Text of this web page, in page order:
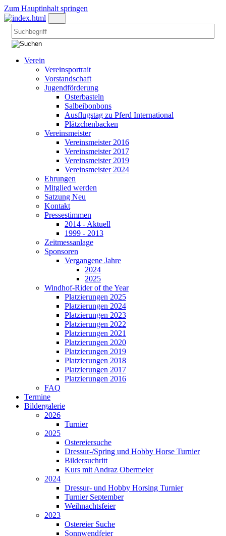
Zum Hauptinhalt springen
Verein
Vereinsportrait
Vorstandschaft
Jugendförderung
Osterbasteln
Salbeibonbons
Ausflugstag zu Pferd International
Plätzchenbacken
Vereinsmeister
Vereinsmeister 2016
Vereinsmeister 2017
Vereinsmeister 2019
Vereinsmeister 2024
Ehrungen
Mitglied werden
Satzung Neu
Kontakt
Pressestimmen
2014 - Aktuell
1999 - 2013
Zeitmessanlage
Sponsoren
Vergangene Jahre
2024
2025
Windhof-Rider of the Year
Platzierungen 2025
Platzierungen 2024
Platzierungen 2023
Platzierungen 2022
Platzierungen 2021
Platzierungen 2020
Platzierungen 2019
Platzierungen 2018
Platzierungen 2017
Platzierungen 2016
FAQ
Termine
Bildergalerie
2026
Turnier
2025
Ostereiersuche
Dressur-/Spring und Hobby Horse Turnier
Bildersuchritt
Kurs mit Andraz Obermeier
2024
Dressur- und Hobby Horsing Turnier
Turnier September
Weihnachtsfeier
2023
Ostereier Suche
Sonnwendfeier